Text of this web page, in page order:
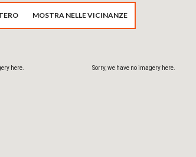
here. Sorry, we have no imagery here.
MOSTRA NELLE VICINANZE